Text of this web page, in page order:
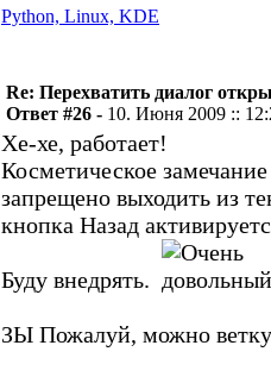
Python, Linux, KDE
Re: Перехватить диалог
Ответ #26 - 10. Июня 2009 ::
Хе-хе, работает!
Косметическое
запрещено выходить из
кнопка Назад
Буду внедрять.
ЗЫ Пожалуй, можно ветку